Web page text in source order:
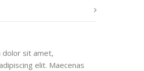
dolor sit amet,
elit. Maecenas